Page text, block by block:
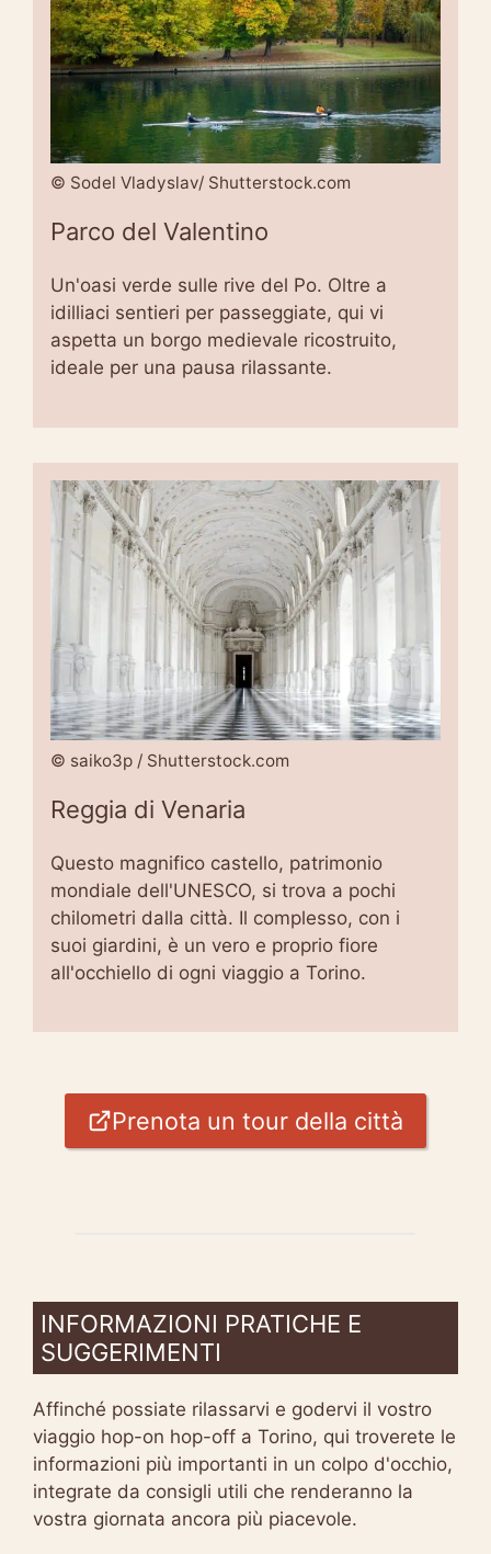
© Sodel Vladyslav/ Shutterstock.com
Parco del Valentino
Un'oasi verde sulle rive del Po. Oltre a
idilliaci sentieri per passeggiate, qui vi
aspetta un borgo medievale ricostruito,
ideale per una pausa rilassante.
© saiko3p / Shutterstock.com
Reggia di Venaria
Questo magnifico castello, patrimonio
mondiale dell'UNESCO, si trova a pochi
chilometri dalla città. Il complesso, con i
suoi giardini, è un vero e proprio fiore
all'occhiello di ogni viaggio a Torino.
Prenota un tour della città
INFORMAZIONI PRATICHE E
SUGGERIMENTI
Affinché possiate rilassarvi e godervi il vostro
viaggio hop-on hop-off a Torino, qui troverete le
informazioni più importanti in un colpo d'occhio,
integrate da consigli utili che renderanno la
vostra giornata ancora più piacevole.